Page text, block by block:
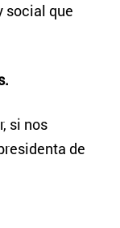
social que
si nos
de